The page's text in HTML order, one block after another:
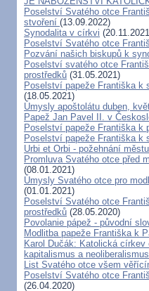
Poselství Svatého otce
stvoření (13.09.2022)
Synodalita v církvi
Poselství Svatého otce
Pozvání našich biskupů k
Poselství svatého otce
prostředků (31.05.2021)
Poselství papeže Františka k
(18.05.2021)
Úmysly apoštolátu duben,
Papež Jan Pavel II. v
Poselství papeže Františka k
Poselství papeže Františka k
Urbi et Orbi - požehnání
Promluva Svatého otce před
(08.01.2021)
Úmysly Svatého otce pro
(01.01.2021)
Poselství Svatého otce
prostředků (28.05.2020)
Povolanie pápež - původní
Modlitba papeže Františka k
Karol Dučák: Katolická
kapitalismus a
List Svatého otce všem
Poselství Svatého otce
(26.04.2020)